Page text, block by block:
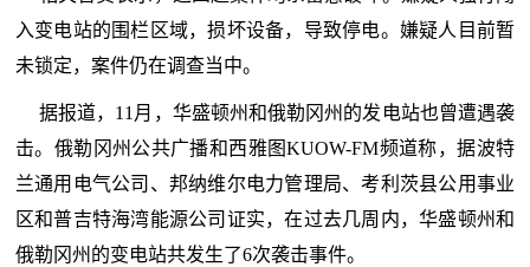
入变电站的围栏区域，损坏设备，导致停电。嫌疑人目前暂
未锁定，案件仍在调查当中。
据报道，11月，华盛顿州和俄勒冈州的发电站也曾遭遇袭
击。俄勒冈州公共广播和西雅图KUOW-FM频道称，据波特
兰通用电气公司、邦纳维尔电力管理局、考利茨县公用事业
区和普吉特海湾能源公司证实，在过去几周内，华盛顿州和
俄勒冈州的变电站共发生了6次袭击事件。